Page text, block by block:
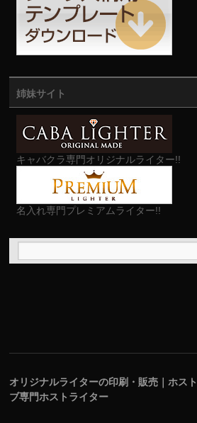
姉妹サイト
キャバクラ専門オリジナルライター!!
名入れ専門プレミアムライター!!
オリジナルライターの印刷・販売｜ホス
ブ専門ホストライター